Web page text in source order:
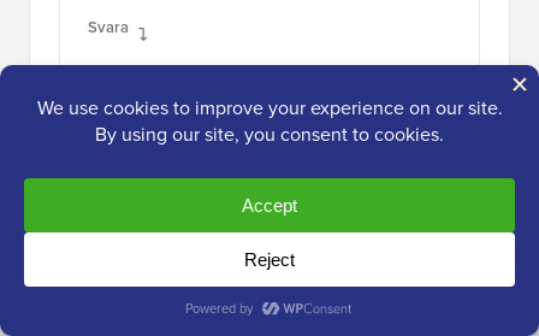
Svara
Mark
Jag vet att detta är lite annorlunda, men jag
märker när jag kommenterar via Jetpack (tror